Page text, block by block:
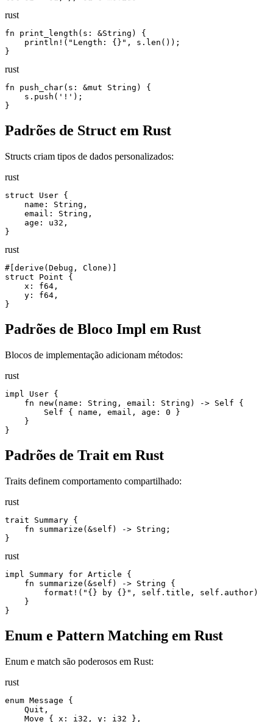
rust
fn print_length(s: &String) {
    println!("Length: {}", s.len());
}
rust
fn push_char(s: &mut String) {
    s.push('!');
}
Padrões de Struct em Rust
Structs criam tipos de dados personalizados:
rust
struct User {
    name: String,
    email: String,
    age: u32,
}
rust
#[derive(Debug, Clone)]
struct Point {
    x: f64,
    y: f64,
}
Padrões de Bloco Impl em Rust
Blocos de implementação adicionam métodos:
rust
impl User {
    fn new(name: String, email: String) -> Self {
        Self { name, email, age: 0 }
    }
}
Padrões de Trait em Rust
Traits definem comportamento compartilhado:
rust
trait Summary {
    fn summarize(&self) -> String;
}
rust
impl Summary for Article {
    fn summarize(&self) -> String {
        format!("{} by {}", self.title, self.author)
    }
}
Enum e Pattern Matching em Rust
Enum e match são poderosos em Rust:
rust
enum Message {
    Quit,
    Move { x: i32, y: i32 },